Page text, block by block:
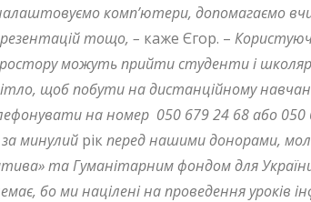
комп’ютери, допомагаємо
тощо, – каже Єгор. –
можуть прийти студенти і
щоб побути на дистанційному
на номер 050 679 24 68 або
за минулий рік перед нашими донорами,
та Гуманітарним фондом для
бо ми націлені на проведення уроків